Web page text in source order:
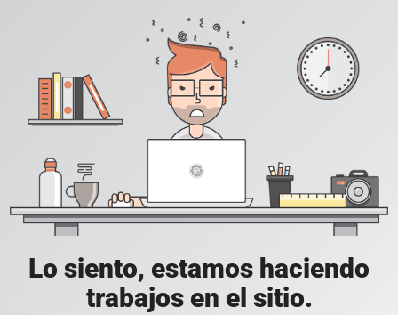
Lo siento, estamos haciendo
trabajos en el sitio.